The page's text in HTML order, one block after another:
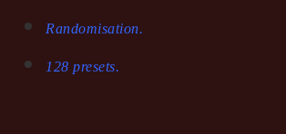
Randomisation.
128 presets.